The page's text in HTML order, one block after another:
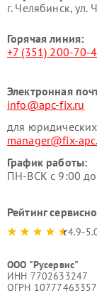
г. Челябинск, ул.
Горячая линия:
+7 (351) 200-70-
Электронная
info@apc-fix.ru
для
manager@fix-
График работы:
ПН-ВСК с 9:00
Рейтинг
4.9-
ООО "Русервис"
ИНН 7702633247
ОГРН